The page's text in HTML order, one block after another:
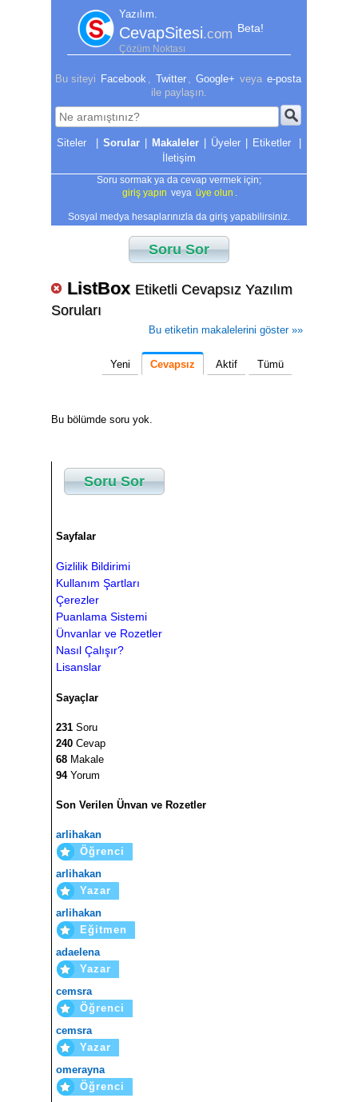
Yazılım.
CevapSitesi.com Beta!
Çözüm Noktası
Bu siteyi Facebook Twitter Google+ veya e-posta
ile paylaşın.
| Sorular | Makaleler | Üyeler | Etiketler
|
İletişim
Soru sormak ya da cevap vermek için;
giriş yapın veya üye olun
Sosyal medya hesaplarınızla da giriş yapabilirsiniz.
Soru Sor
ListBox Etiketli Cevapsız Yazılım
Soruları
Bu etiketin makalelerini göster »»
Yeni Cevapsız Aktif Tümü
Bu bölümde soru yok.
Soru Sor
Sayfalar
Gizlilik Bildirimi
Kullanım Şartları
Çerezler
Puanlama Sistemi
Ünvanlar ve Rozetler
Nasıl Çalışır?
Lisanslar
Sayaçlar
231 Soru
240 Cevap
68 Makale
94Yorum
Son Verilen Ünvan ve Rozetler
arlihakan
Öğrenci
arlihakan
Yazar
arlihakan
Eğitmen
adaelena
Yazar
cemsra
Öğrenci
cemsra
Yazar
omerayna
Öğrenci